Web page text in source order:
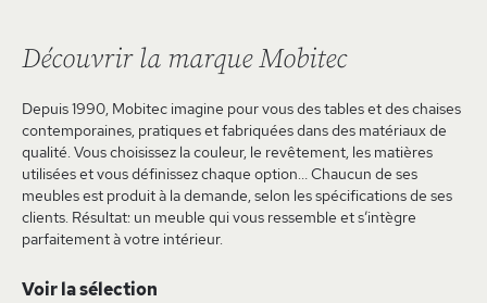
Découvrir la marque Mobitec
Depuis 1990, Mobitec imagine pour vous des tables et des chaises
contemporaines, pratiques et fabriquées dans des matériaux de
qualité. Vous choisissez la couleur, le revêtement, les matières
utilisées et vous définissez chaque option… Chaucun de ses
meubles est produit à la demande, selon les spécifications de ses
clients. Résultat: un meuble qui vous ressemble et s’intègre
parfaitement à votre intérieur.
Voir la sélection